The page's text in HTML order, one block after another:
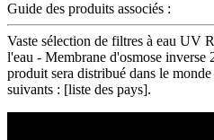
Guide des produits associés :
Vaste sélection de filtres à eau UV
l'eau - Membrane d'osmose
produit sera distribué dans le
suivants : [liste des pays].